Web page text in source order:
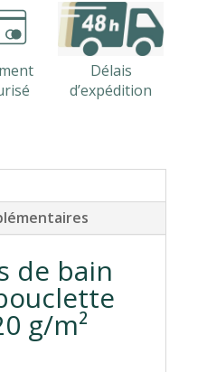
Délais
d’expédition
de bain
g/m²